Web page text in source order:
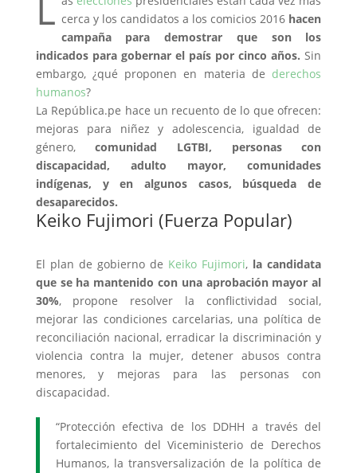
cerca y los candidatos a los comicios 2016 hacen
campaña para demostrar que son los
indicados para gobernar el país por cinco años. Sin
embargo, ¿qué proponen en materia de derechos
humanos?
La República.pe hace un recuento de lo que ofrecen:
mejoras para niñez y adolescencia, igualdad de
género,comunidad LGTBI, personas con
discapacidad, adulto mayor, comunidades
indígenas, y en algunos casos, búsqueda de
desaparecidos.
Keiko Fujimori (Fuerza Popular)
El plan de gobierno de Keiko Fujimori, la candidata
que se ha mantenido con una aprobación mayor al
30%, propone resolver la conflictividad social,
mejorar las condiciones carcelarias, una política de
reconciliación nacional, erradicar la discriminación y
violencia contra la mujer, detener abusos contra
menores, y mejoras para las personas con
discapacidad.
“Protección efectiva de los DDHH a través del
fortalecimiento del Viceministerio de Derechos
Humanos, la transversalización de la política de